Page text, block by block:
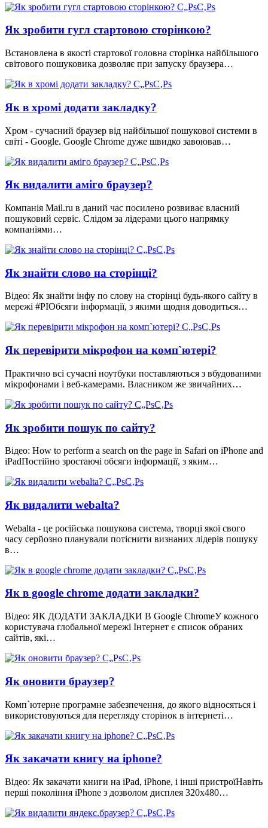
Як зробити гугл стартовою сторінкою?
Встановлена в якості стартової головна сторінка найбільшого
світового пошуковика дозволяє при запуску браузера…
Як в хромі додати закладку?
Хром - сучасний браузер від найбільшої пошукової системи в
світі - Google. Google Chrome дуже швидко завоював…
Як видалити аміго браузер?
Компанія Mail.ru в даний час посилено розвиває власний
пошуковий сервіс. Слідом за лідерами цього напрямку
компаніями…
Як знайти слово на сторінці?
Відео: Як знайти інфу по слову на сторінці будь-якого сайту в
мережі #PIОбсяги інформації, з якими щодня доводиться…
Як перевірити мікрофон на комп`ютері?
Практично всі сучасні ноутбуки поставляються з вбудованими
мікрофонами і веб-камерами. Власником же звичайних…
Як зробити пошук по сайту?
Відео: How to perform a search on the page in Safari on iPhone and
iPadПостійно зростаючі обсяги інформації, з яким…
Як видалити webalta?
Webalta - це російська пошукова система, творці якої свого
часу серйозно планували потіснити визнаних лідерів пошуку
в…
Як в google chrome додати закладки?
Відео: ЯК ДОДАТИ ЗАКЛАДКИ В Google ChromeУ кожного
користувача глобальної мережі Інтернет є список обраних
сайтів, які…
Як оновити браузер?
Комп`ютерне програмне забезпечення, до якого відносяться і
використовуються для перегляду сторінок в інтернеті…
Як закачати книгу на iphone?
Відео: Як закачати книги на iPad, iPhone, і інші пристроїНавіть
перші покоління iPhone з дозволом дисплея 320х480…